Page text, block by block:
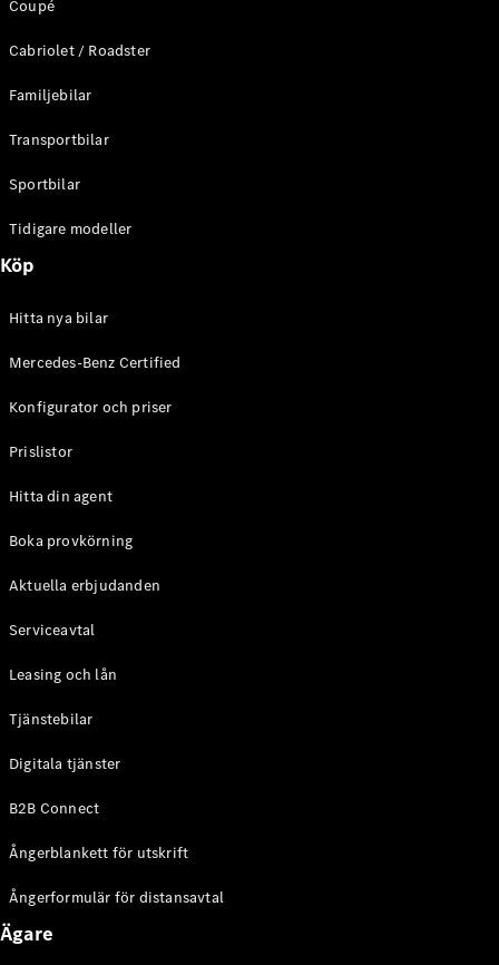
Terrain
E-Klass
Kombi
E-Klass
Terrain
Konfigurator
Store
A-Klass
Konfigurator
Mercedes-
Benz Online
Coupé
CLE Coupé
AMG GT
Coupé
Cabriolet / Roadster
Familjebilar
Transportbilar
Sportbilar
Tidigare modeller
Köp
Hitta nya bilar
Mercedes-Benz Certified
Konfigurator och priser
Prislistor
Hitta din agent
Boka provkörning
Aktuella erbjudanden
Serviceavtal
Leasing och lån
Tjänstebilar
Digitala tjänster
B2B Connect
Ångerblankett för utskrift
Ångerformulär för distansavtal
Ägare